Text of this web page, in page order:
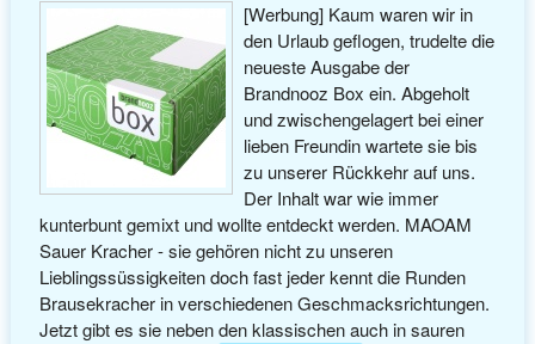
[Werbung] Kaum waren wir in
den Urlaub geflogen, trudelte die
neueste Ausgabe der
Brandnooz Box ein. Abgeholt
und zwischengelagert bei einer
lieben Freundin wartete sie bis
zu unserer Rückkehr auf uns.
Der Inhalt war wie immer
kunterbunt gemixt und wollte entdeckt werden. MAOAM
Sauer Kracher - sie gehören nicht zu unseren
Lieblingssüssigkeiten doch fast jeder kennt die Runden
Brausekracher in verschiedenen Geschmacksrichtungen.
Jetzt gibt es sie neben den klassischen auch in sauren